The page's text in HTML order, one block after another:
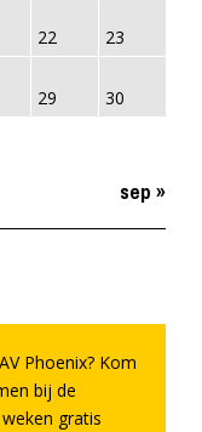
22 23
29 30
sep »
Phoenix? Kom
bij de
gratis